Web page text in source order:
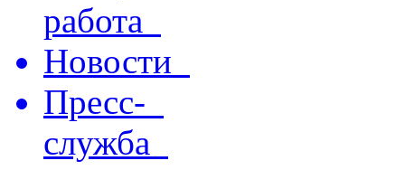
работа
Новости
Пресс-
служба